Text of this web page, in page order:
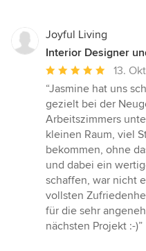
Joyful Living
Interior Designer
Durchschnittliche
Bewertung:
5
von
5
Sternen
13.
“Jasmine hat uns
gezielt bei der
Arbeitszimmers
kleinen Raum, viel
bekommen, ohne
und dabei ein
schaffen, war nicht
vollsten
für die sehr
nächsten Projekt :-)”